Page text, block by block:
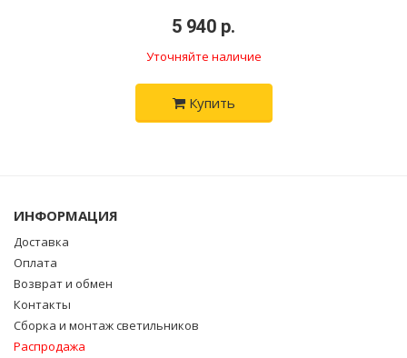
5 940 р.
Уточняйте наличие
Купить
ИНФОРМАЦИЯ
Доставка
Оплата
Возврат и обмен
Контакты
Сборка и монтаж светильников
Распродажа